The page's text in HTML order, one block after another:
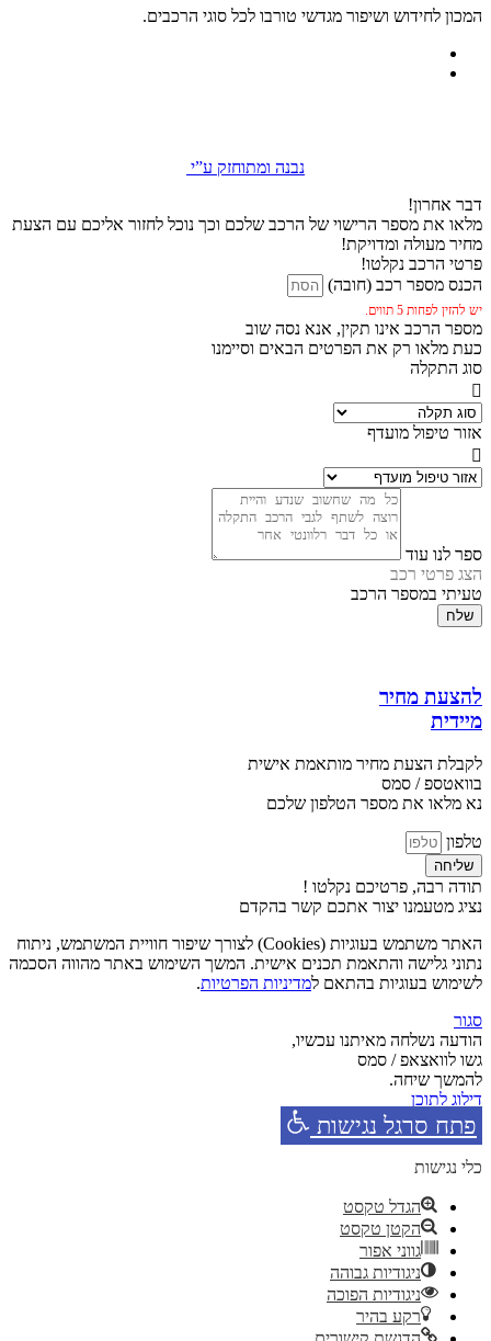
המכון לחידוש ושיפור מגדשי טורבו לכל סוגי הרכבים.
נבנה ומתוחזק ע”י
דבר אחרון!
מלאו את מספר הרישוי של הרכב שלכם וכך נוכל לחזור אליכם עם הצעת
מחיר מעולה ומדויקת!
פרטי הרכב נקלטו!
הכנס מספר רכב (חובה)
יש להזין לפחות 5 תווים.
מספר הרכב אינו תקין, אנא נסה שוב
כעת מלאו רק את הפרטים הבאים וסיימנו
סוג התקלה
אזור טיפול מועדף
ספר לנו עוד
הצג פרטי רכב
טעיתי במספר הרכב
שלח
להצעת מחיר
מיידית
לקבלת הצעת מחיר מותאמת אישית
בוואטספ / סמס
נא מלאו את מספר הטלפון שלכם
טלפון
שליחה
תודה רבה, פרטיכם נקלטו !
נציג מטעמנו יצור אתכם קשר בהקדם
האתר משתמש בעוגיות (Cookies) לצורך שיפור חוויית המשתמש, ניתוח
נתוני גלישה והתאמת תכנים אישית. המשך השימוש באתר מהווה הסכמה
לשימוש בעוגיות בהתאם למדיניות הפרטיות.
סגור
הודעה נשלחה מאיתנו עכשיו,
גשו לוואצאפ / סמס
להמשך שיחה.
דילוג לתוכן
פתח סרגל נגישות
כלי נגישות
הגדל טקסט
הקטן טקסט
גווני אפור
ניגודיות גבוהה
ניגודיות הפוכה
רקע בהיר